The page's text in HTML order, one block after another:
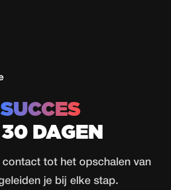
SUCCES
DAGEN
contact tot het opschalen van
je bij elke stap.